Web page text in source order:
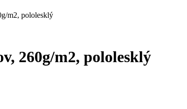
m2, pololesklý
260g/m2, pololesklý